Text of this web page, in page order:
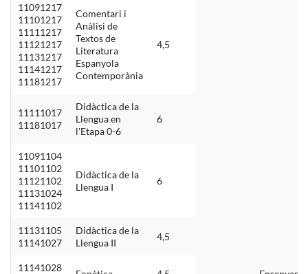
11091217
11101217
11111217
11121217
11131217
11141217
11181217
Comentari i
Anàlisi de
Textos de
Literatura
Espanyola
Contemporània
4,5
11111017
11181017
Didàctica de la
Llengua en
l'Etapa 0-6
6
11091104
11101102
11121102
11131024
11141102
Didàctica de la
Llengua I
6
11131105
11141027
Didàctica de la
Llengua II
4,5
11141028